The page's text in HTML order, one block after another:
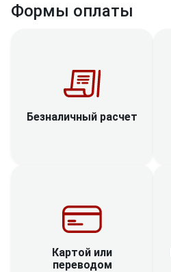
Формы оплаты
Безналичный расчет
Картой или
переводом